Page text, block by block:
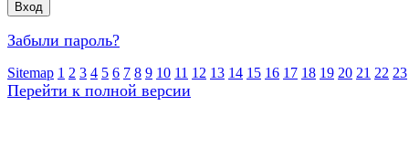
Забыли пароль?
Sitemap 1 2 3 4 5 6 7 8 9 10 11 12 13 14 15 16 17 18 19 20 21 22 23
Перейти к полной версии